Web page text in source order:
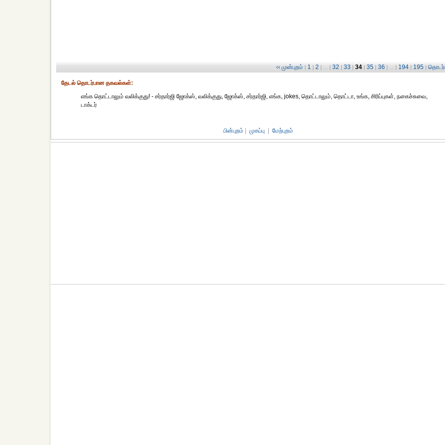
‹‹ முன்புறம் | 1 | 2 | ... | 32 | 33 | 34 | 35 | 36 | ... | 194 | 195 |
தேட‌ல் தொட‌ர்பான தகவ‌ல்க‌ள்:
எங்க தொட்டாலும் வலிக்குது! - சர்தார்ஜி ஜோக்ஸ், வலிக்குது, ஜோக்ஸ், சர்தார்ஜி, எங்க, jokes, தொட்டாலும், தொட்டா, உங்க, சிரிப்புகள், நகைச்சுவை,
டாக்டர்
பின்புறம் முகப்பு மேற்புறம்